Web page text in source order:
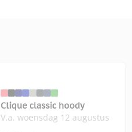
Clique classic hoody
V.a. woensdag 12 augustus